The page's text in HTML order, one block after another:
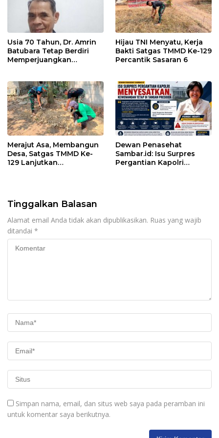
Usia 70 Tahun, Dr. Amrin
Batubara Tetap Berdiri
Memperjuangkan
Hijau TNI Menyatu, Kerja
Bakti Satgas TMMD Ke-129
Percantik Sasaran 6
Merajut Asa, Membangun
Desa, Satgas TMMD Ke-
129 Lanjutkan
Dewan Penasehat
Sambar.id: Isu Surpres
Pergantian Kapolri
Tinggalkan Balasan
Alamat email Anda tidak akan dipublikasikan. Ruas yang wajib
ditandai *
Simpan nama, email, dan situs web saya pada peramban ini
untuk komentar saya berikutnya.